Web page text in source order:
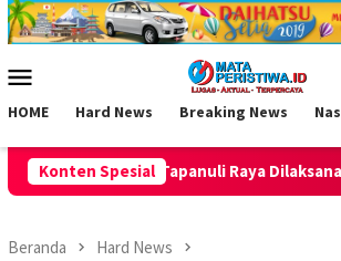
Loncat
ke
Mobile
HOME Hard News Breaking News
Konten SpesialJaring Talenta Muda Usia
Beranda Hard News